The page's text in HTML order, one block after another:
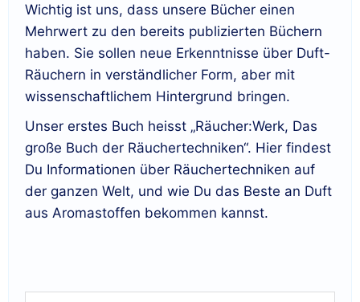
Wichtig ist uns, dass unsere Bücher einen
Mehrwert zu den bereits publizierten Büchern
haben. Sie sollen neue Erkenntnisse über Duft-
Räuchern in verständlicher Form, aber mit
wissenschaftlichem Hintergrund bringen.
Unser erstes Buch heisst „Räucher:Werk, Das
große Buch der Räuchertechniken“. Hier findest
Du Informationen über Räuchertechniken auf
der ganzen Welt, und wie Du das Beste an Duft
aus Aromastoffen bekommen kannst.